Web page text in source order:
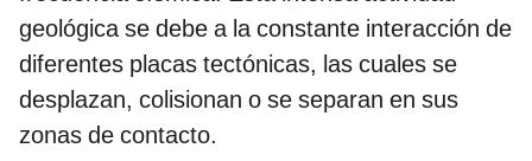
geológica se debe a la constante interacción de
diferentes placas tectónicas, las cuales se
desplazan, colisionan o se separan en sus
zonas de contacto.